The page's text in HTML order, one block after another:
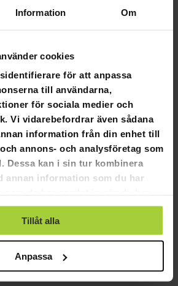
Information Om
cookies
för att anpassa
till användarna,
för sociala medier och
Vi vidarebefordrar även sådana
information från din enhet till
annons- och analysföretag som
Dessa kan i sin tur kombinera
annan information som du har
Tillåt alla
Anpassa
för viktuppsättningar och biceps och
50 kg:
betongfylld
10kg
för 30 mm vikter
på 120 kg:
Baserat på 3 recensioner